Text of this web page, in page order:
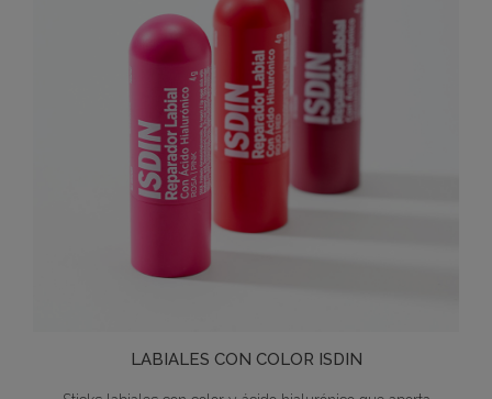
LABIALES CON COLOR ISDIN